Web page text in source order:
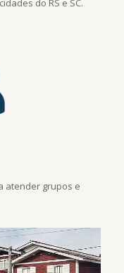
do RS e SC.
atender grupos e